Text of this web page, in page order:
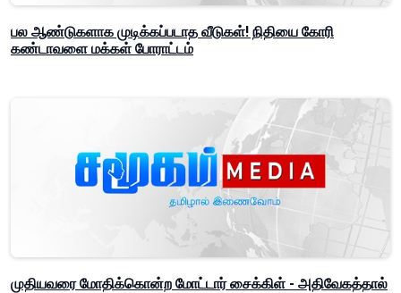
பல ஆண்டுகளாக முடிக்கப்படாத வீடுகள்! நிதியை கோரி
கண்டாவளை மக்கள் போராட்டம்
முதியவரை மோதிக்கொன்ற மோட்டார் சைக்கிள் - அதிவேகத்தால்